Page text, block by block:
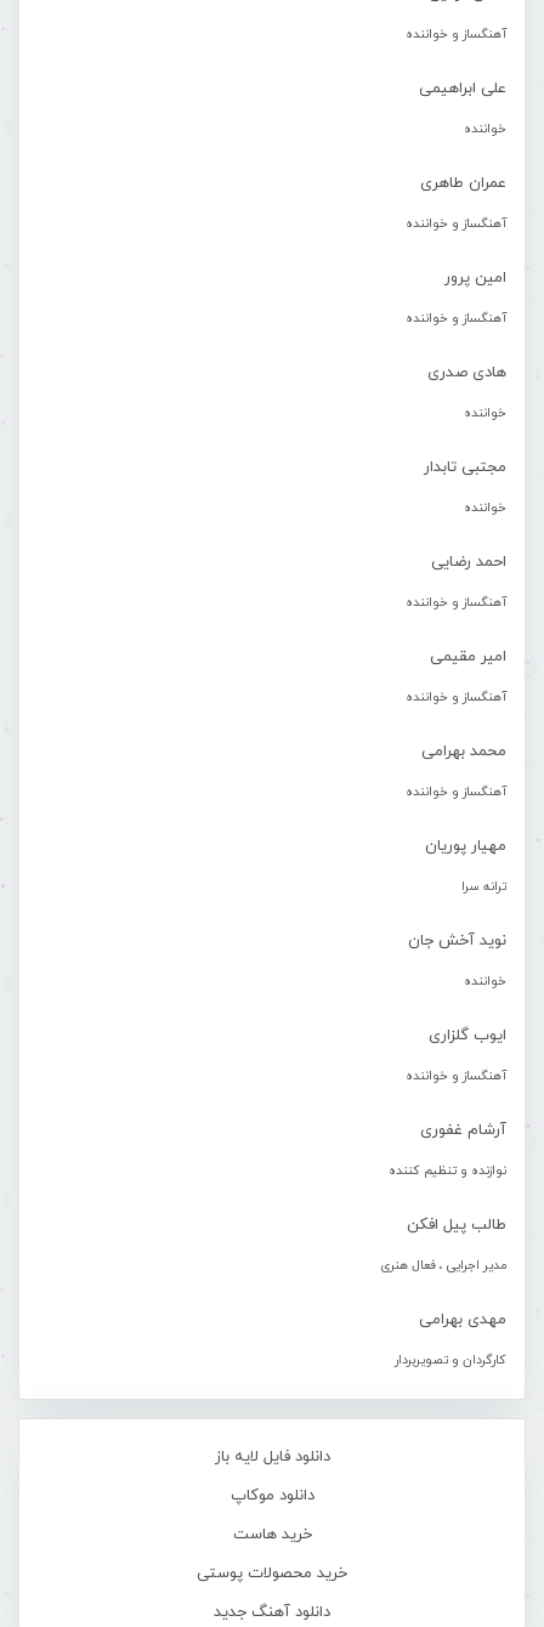
آهنگساز و خواننده
علی ابراهیمی
خواننده
عمران طاهری
آهنگساز و خواننده
امین پرور
آهنگساز و خواننده
هادی صدری
خواننده
مجتبی تابدار
خواننده
احمد رضایی
آهنگساز و خواننده
امیر مقیمی
آهنگساز و خواننده
محمد بهرامی
آهنگساز و خواننده
مهیار پوریان
ترانه سرا
نوید آخش جان
خواننده
ایوب گلزاری
آهنگساز و خواننده
آرشام غفوری
نوازنده و تنظیم کننده
طالب پیل افکن
مدیر اجرایی ، فعال هنری
مهدی بهرامی
کارگردان و تصویربردار
دانلود فایل لایه باز
دانلود موکاپ
خرید هاست
خرید محصولات پوستی
دانلود آهنگ جدید